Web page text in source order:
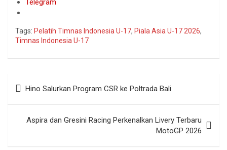
Telegram
Tags: Pelatih Timnas Indonesia U-17, Piala Asia U-17 2026,
Timnas Indonesia U-17
Hino Salurkan Program CSR ke Poltrada Bali
Aspira dan Gresini Racing Perkenalkan Livery Terbaru
MotoGP 2026